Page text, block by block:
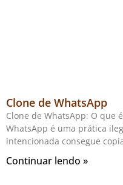
Clone de WhatsApp
Clone de WhatsApp: O que
WhatsApp é uma prática
intencionada consegue
Continuar lendo »